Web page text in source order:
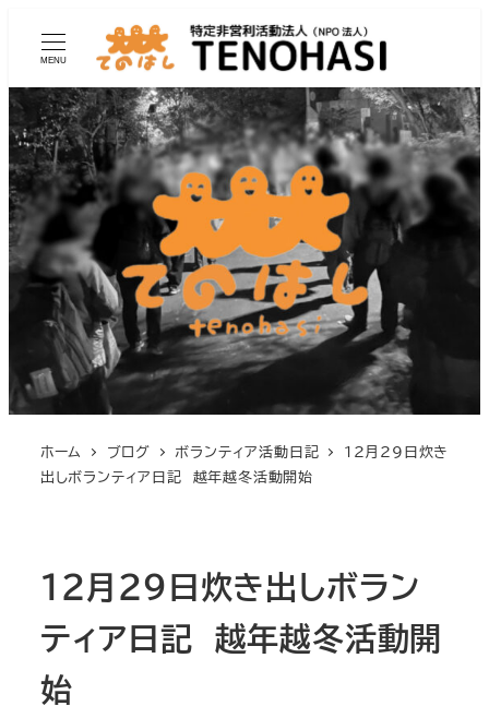
MENU
ホーム ブログ ボランティア活動日記
12月29日炊き
出しボランティア日記 越年越冬活動開始
12月29日炊き出しボラン
ティア日記 越年越冬活動開
始